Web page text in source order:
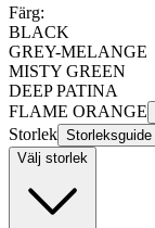
Färg:
BLACK
GREY-MELANGE
MISTY GREEN
DEEP PATINA
FLAME ORANGE
Storlek Storleksguide
Välj storlek